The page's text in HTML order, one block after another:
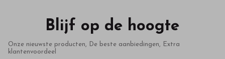
Blijf op de hoogte
Onze nieuwste producten, De beste aanbiedingen, Extra
klantenvoordeel